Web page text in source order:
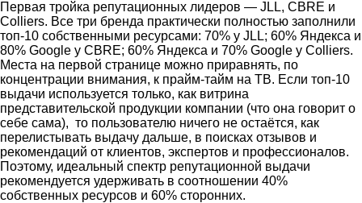
Первая тройка репутационных лидеров — JLL, CBRE и
Colliers. Все три бренда практически полностью заполнили
топ-10 собственными ресурсами: 70% у JLL; 60% Яндекса и
80% Google у CBRE; 60% Яндекса и 70% Google у Colliers.
Места на первой странице можно приравнять, по
концентрации внимания, к прайм-тайм на ТВ. Если топ-10
выдачи используется только, как витрина
представительской продукции компании (что она говорит о
себе сама), то пользователю ничего не остаётся, как
перелистывать выдачу дальше, в поисках отзывов и
рекомендаций от клиентов, экспертов и профессионалов.
Поэтому, идеальный спектр репутационной выдачи
рекомендуется удерживать в соотношении 40%
собственных ресурсов и 60% сторонних.